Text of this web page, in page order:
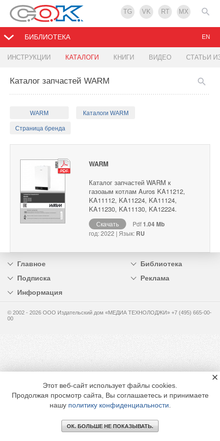
TG VK RT MX
БИБЛИОТЕКА
ИНСТРУКЦИИ КАТАЛОГИ КНИГИ ВИДЕО СТАТЬИ
EN
Каталог запчастей WARM
WARM Каталоги WARM
Страница бренда
WARM
Каталог запчастей WARM к
газоаым котлам Auros KA11212,
KA11112, KA11224, KA11124,
KA11230, KA11130, KA12224.
Скачать Pdf1.04 Mb
год: 2022 | Язык: RU
Главное
Библиотека
Подписка
Реклама
Информация
© 2002 - 2026 OOO Издательский дом «МЕДИА ТЕХНОЛОДЖИ» +7 (495) 665-00-
00
Этот веб-сайт использует файлы cookies.
Продолжая просмотр сайта, Вы соглашаетесь и принимаете
нашу политику конфиденциальности
ОК. БОЛЬШЕ НЕ ПОКАЗЫВАТЬ.
×